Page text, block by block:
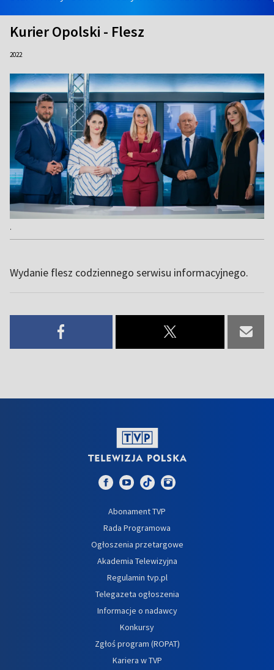
Kurier Opolski - Flesz
2022
.
Wydanie flesz codziennego serwisu informacyjnego.
Abonament TVP
Rada Programowa
Ogłoszenia przetargowe
Akademia Telewizyjna
Regulamin tvp.pl
Telegazeta ogłoszenia
Informacje o nadawcy
Konkursy
Zgłoś program (ROPAT)
Kariera w TVP